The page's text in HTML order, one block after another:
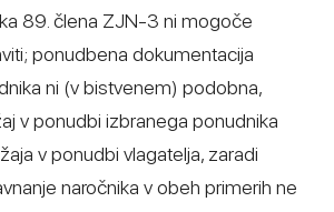
89. člena ZJN-3 ni mogoče
ponudbena dokumentacija
ni (v bistvenem) podobna,
v ponudbi izbranega ponudnika
v ponudbi vlagatelja, zaradi
naročnika v obeh primerih ne